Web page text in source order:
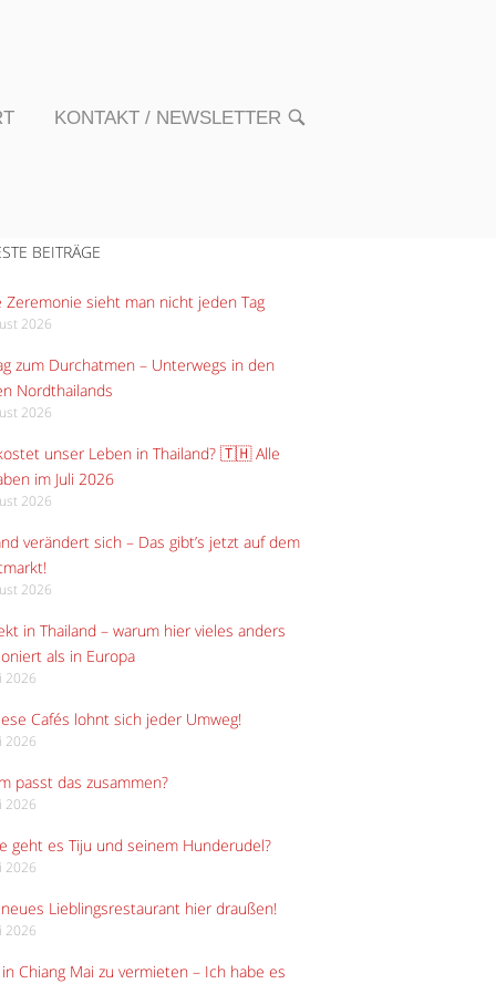
KONTAKT / NEWSLETTER OPEN
BEITRÄGE
Zeremonie sieht man nicht jeden Tag
2026
zum Durchatmen – Unterwegs in den
Nordthailands
2026
unser Leben in Thailand? 🇹🇭 Alle
im Juli 2026
2026
verändert sich – Das gibt’s jetzt auf dem
2026
in Thailand – warum hier vieles anders
als in Europa
2026
Cafés lohnt sich jeder Umweg!
2026
passt das zusammen?
2026
geht es Tiju und seinem Hunderudel?
2026
Lieblingsrestaurant hier draußen!
2026
Chiang Mai zu vermieten – Ich habe es